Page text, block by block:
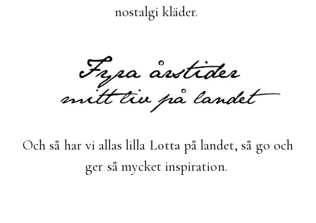
nostalgi kläder.
Och så har vi allas lilla Lotta på landet, så go och
ger så mycket inspiration.